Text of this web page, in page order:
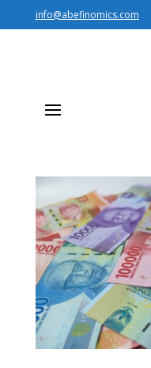
info@abefinomics.com